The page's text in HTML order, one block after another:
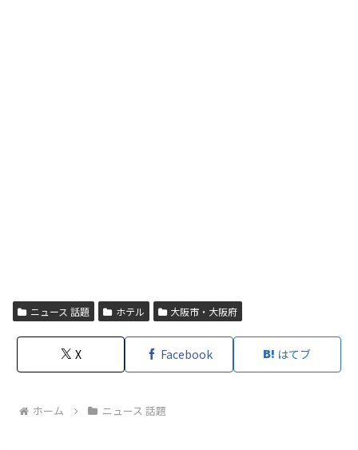
ニュース 話題 ホテル 大阪市・大阪府
X Facebook はてブ
ホーム ニュース 話題